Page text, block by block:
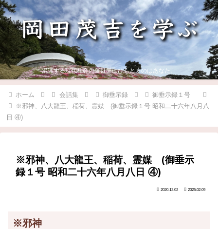
混迷する現代社会の羅針盤にひもとくのはあなた。
ホーム 会話集 御垂示録
御垂示録１号
※邪神、八大龍王、稲荷、霊媒 (御垂示録１号 昭和二十六年八月八
日 ④)
※邪神、八大龍王、稲荷、霊媒 (御垂示
録１号 昭和二十六年八月八日 ④)
2020.12.02 2025.02.09
※邪神